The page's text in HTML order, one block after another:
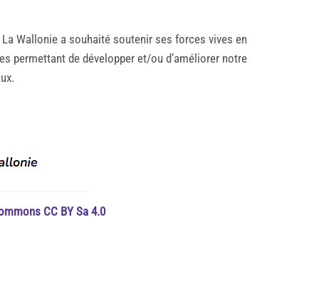
Wallonie a souhaité soutenir ses forces vives en
permettant de développer et/ou d’améliorer notre
CC BY Sa 4.0